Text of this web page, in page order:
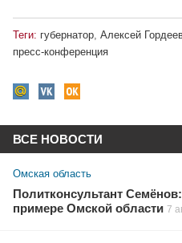
Теги: губернатор Алексей
пресс-конференция
ВСЕ НОВОСТИ
Омская область
Политконсультант
примере Омской области 7